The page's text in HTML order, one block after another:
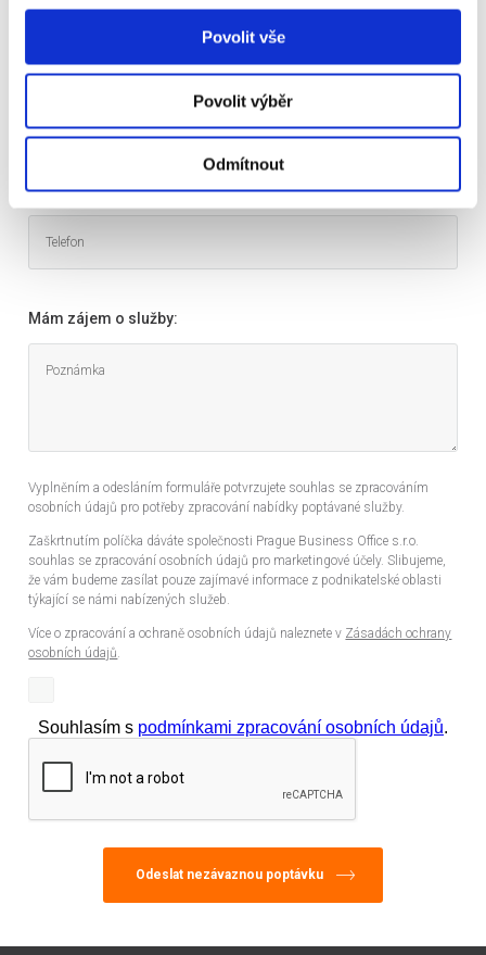
Povolit vše
Povolit výběr
Odmítnout
Mám zájem o služby:
Vyplněním a odesláním formuláře potvrzujete souhlas se zpracováním
osobních údajů pro potřeby zpracování nabídky poptávané služby.
Zaškrtnutím políčka dáváte společnosti Prague Business Office s.r.o.
souhlas se zpracování osobních údajů pro marketingové účely. Slibujeme,
že vám budeme zasílat pouze zajímavé informace z podnikatelské oblasti
týkající se námi nabízených služeb.
Více o zpracování a ochraně osobních údajů naleznete v Zásadách ochrany
osobních údajů.
Souhlasím s podmínkami zpracování osobních údajů.